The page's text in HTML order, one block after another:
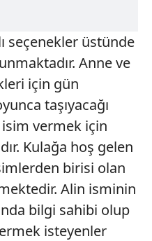
seçenekler üstünde
Anne ve
için gün
taşıyacağı
vermek için
Kulağa hoş gelen
birisi olan
Alin isminin
bilgi sahibi olup
isteyenler